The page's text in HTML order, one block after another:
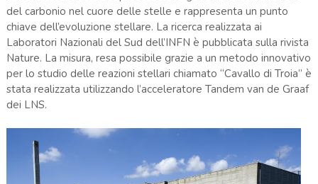
del carbonio nel cuore delle stelle e rappresenta un punto
chiave dell’evoluzione stellare. La ricerca realizzata ai
Laboratori Nazionali del Sud dell’INFN è pubblicata sulla rivista
Nature. La misura, resa possibile grazie a un metodo innovativo
per lo studio delle reazioni stellari chiamato “Cavallo di Troia” è
stata realizzata utilizzando l’acceleratore Tandem van de Graaf
dei LNS.